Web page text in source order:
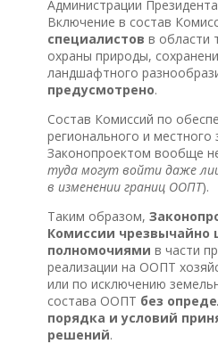
Администрации
Включение в состав
специалистов в области
охраны природы,
ландшафтного
предусмотрено.
Состав Комиссий по
регионального и местного
Законопроектом вообще
туда могут войти даже
в изменении границ ООПТ).
Таким образом,
Комиссии
полномочиями в части
реализации на ООПТ
или по исключению
состава ООПТ без
порядка и условий
решений.